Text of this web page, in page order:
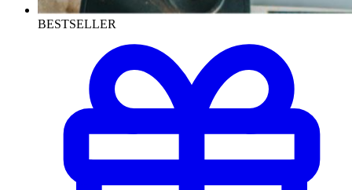
BESTSELLER